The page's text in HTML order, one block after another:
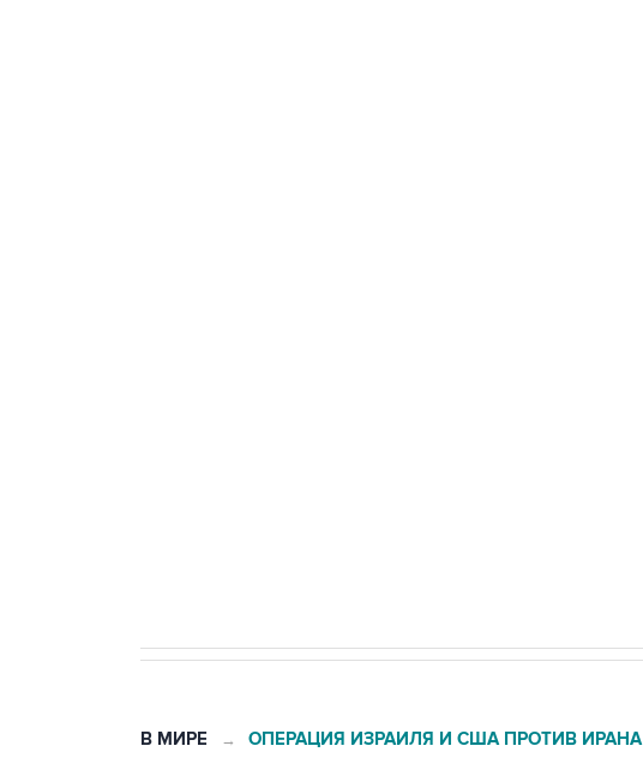
В МИРЕ → ОПЕРАЦИЯ ИЗРАИЛЯ И США ПРОТИВ ИРАНА